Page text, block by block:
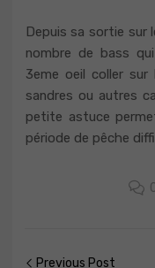
Depuis sa sortie sur
nombre de bass
3eme oeil coller sur
sandres ou autres
petite astuce
période de pêche
Previous Post